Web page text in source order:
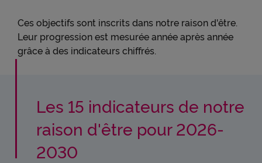
Ces objectifs sont inscrits dans notre raison d'être.
Leur progression est mesurée année après année
grâce à des indicateurs chiffrés.
Les 15 indicateurs de notre
raison d'être pour 2026-
2030